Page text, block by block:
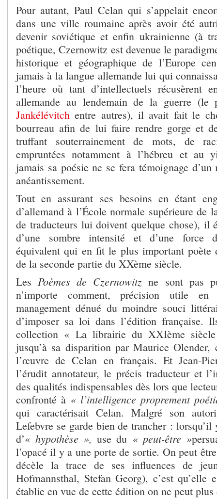
Pour autant, Paul Celan qui s’appelait
dans une ville roumaine après avoir été
devenir soviétique et enfin ukrainienne (à
poétique, Czernowitz est devenue le
historique et géographique de l’Europe
jamais à la langue allemande lui qui
l’heure où tant d’intellectuels récusèrent
allemande au lendemain de la guerre (le
Jankélévitch entre autres), il avait fait le
bourreau afin de lui faire rendre gorge et
truffant souterrainement de mots, de
empruntées notamment à l’hébreu et au
jamais sa poésie ne se fera témoignage d’un
anéantissement.
Tout en assurant ses besoins en étant
d’allemand à l’École normale supérieure de
de traducteurs lui doivent quelque chose), il
d’une sombre intensité et d’une force
équivalent qui en fit le plus important poète
de la seconde partie du XXème siècle.
LesPoèmes de Czernowitz ne sont pas
n’importe comment, précision utile
management dénué du moindre souci
d’imposer sa loi dans l’édition française.
collection « La librairie du XXIème
jusqu’à sa disparition par Maurice Olender,
l’œuvre de Celan en français. Et Jean-
l’érudit annotateur, le précis traducteur et
des qualités indispensables dès lors que
confronté à « l’intelligence proprement
qui caractérisait Celan. Malgré son
Lefebvre se garde bien de trancher :
d’« hypothèse »,use du « peut-être »
l’opacé il y a une porte de sortie.On peut
décèle la trace de ses influences de
Hofmannsthal, Stefan Georg), c’est qu’elle
établie en vue de cette édition on ne peut